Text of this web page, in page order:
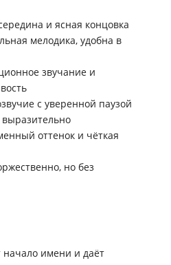
и ясная концовка
мелодика, удобна в
звучание и
с уверенной паузой
оттенок и чёткая
но без
имени и даёт